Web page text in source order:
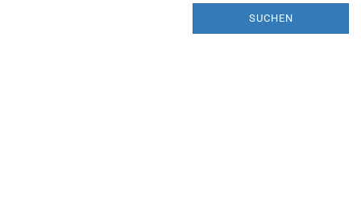
SUCHEN